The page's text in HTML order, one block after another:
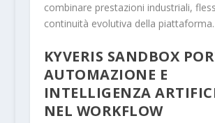
combinare prestazioni industriali,
continuità evolutiva della piattaforma.
KYVERIS SANDBOX
AUTOMAZIONE E
INTELLIGENZA
NEL WORKFLOW